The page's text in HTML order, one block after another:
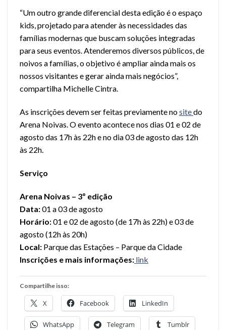
“Um outro grande diferencial desta edição é o espaço
kids, projetado para atender às necessidades das
famílias modernas que buscam soluções integradas
para seus eventos. Atenderemos diversos públicos, de
noivos a famílias, o objetivo é ampliar ainda mais os
nossos visitantes e gerar ainda mais negócios”,
compartilha Michelle Cintra.
As inscrições devem ser feitas previamente nositedo
Arena Noivas. O evento acontece nos dias 01 e 02 de
agosto das 17h às 22h e no dia 03 de agosto das 12h
às 22h.
Serviço
Arena Noivas – 3º edição
Data:01 a 03 de agosto
Horário:01 e 02 de agosto (de 17h às 22h) e 03 de
agosto (12h às 20h)
Local: Parque das Estações – Parque da Cidade
Inscrições e mais informações: link
Compartilhe isso:
X Facebook LinkedIn
WhatsApp Telegram Tumblr